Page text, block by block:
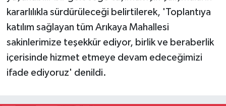
kararlılıkla sürdürüleceği belirtilerek, 'Toplantıya
katılım sağlayan tüm Arıkaya Mahallesi
sakinlerimize teşekkür ediyor, birlik ve beraberlik
içerisinde hizmet etmeye devam edeceğimizi
ifade ediyoruz' denildi.